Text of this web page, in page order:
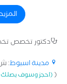
دكتور تخصص
مدينة اسيوط:
((احجز وسوف يصلك